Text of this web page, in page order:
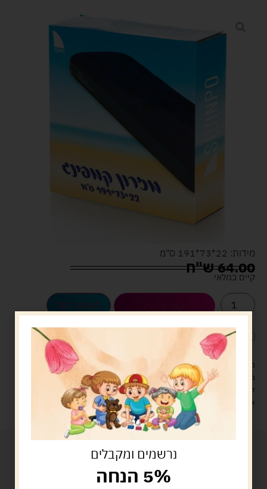
מידות: 22*73*191 ס"מ
64.00ש"ח
קיים במלאי
הוספה לסל
לארוז את המוצר באריזת מתנה
מעל 329 ש"ח, משלוח עם שליח עד הבית חינם! – 0 ₪
משלוח עם שליח עד הבית: 29 ש"ח
זמן אספקה: עד 4 ימי עסקים.
איסוף עצמי: מ"ביתר טויס" רחוב בניין דוד 18, ביתר עילית.
נרשמים ומקבלים
5% הנחה